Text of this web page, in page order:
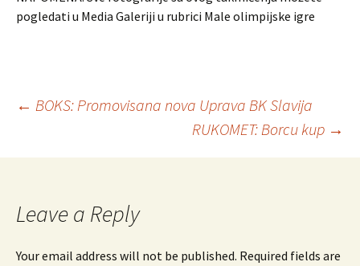
pogledati u Media Galeriji u rubrici Male olimpijske igre
Post
navigation
← BOKS: Promovisana nova Uprava BK Slavija
RUKOMET: Borcu kup →
Leave a Reply
Your email address will not be published. Required fields are